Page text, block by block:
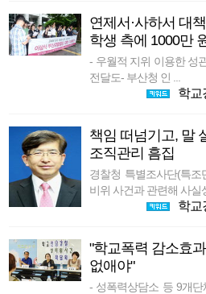
연제서·사하서 대
학생 측에 1000만
- 우월적 지위 이용한 성
전달도- 부산청 인 ...
학교
책임 떠넘기고, 말
조직관리 흠집
경찰청 특별조사단(특
비위 사건과 관련해 사실
학교
"학교폭력 감소효
없애야"
- 성폭력상담소 등 9개